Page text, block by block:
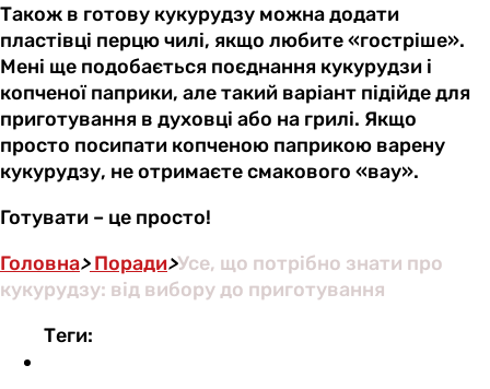
Також в готову кукурудзу можна додати
пластівці перцю чилі, якщо любите «гостріше».
Мені ще подобається поєднання кукурудзи і
копченої паприки, але такий варіант підійде для
приготування в духовці або на грилі. Якщо
просто посипати копченою паприкою варену
кукурудзу, не отримаєте смакового «вау».
Готувати – це просто!
Головна>Поради>Усе, що потрібно знати про
кукурудзу: від вибору до приготування
Теги: